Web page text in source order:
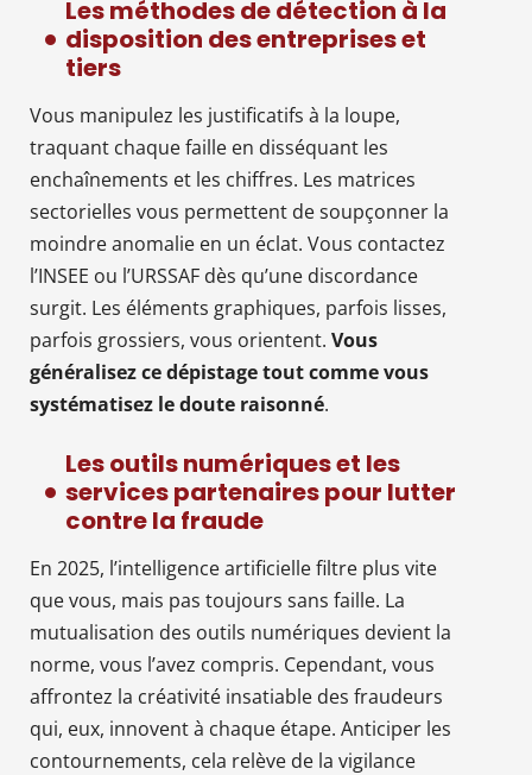
Les méthodes de détection à la
disposition des entreprises et
tiers
Vous manipulez les justificatifs à la loupe,
traquant chaque faille en disséquant les
enchaînements et les chiffres. Les matrices
sectorielles vous permettent de soupçonner la
moindre anomalie en un éclat. Vous contactez
l’INSEE ou l’URSSAF dès qu’une discordance
surgit. Les éléments graphiques, parfois lisses,
parfois grossiers, vous orientent. Vous
généralisez ce dépistage tout comme vous
systématisez le doute raisonné.
Les outils numériques et les
services partenaires pour lutter
contre la fraude
En 2025, l’intelligence artificielle filtre plus vite
que vous, mais pas toujours sans faille. La
mutualisation des outils numériques devient la
norme, vous l’avez compris. Cependant, vous
affrontez la créativité insatiable des fraudeurs
qui, eux, innovent à chaque étape. Anticiper les
contournements, cela relève de la vigilance